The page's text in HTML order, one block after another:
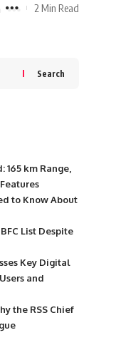
2 Min Read
Search
165 km Range,
to Know About
List Despite
Key Digital
and
the RSS Chief